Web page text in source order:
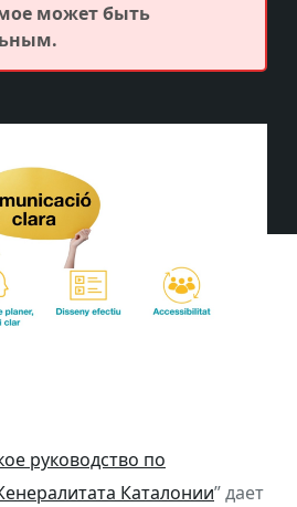
может быть
руководство по
Каталонии” дает